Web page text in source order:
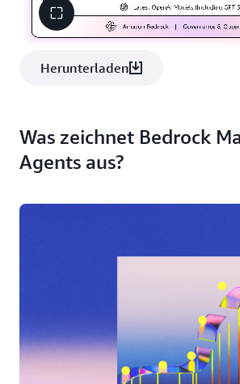
Herunterladen
Was zeichnet Bedrock
Agents aus?